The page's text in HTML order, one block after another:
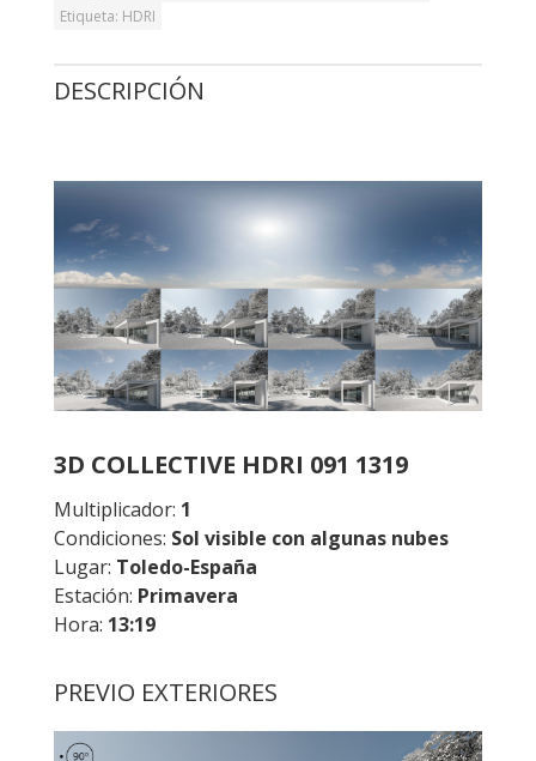
Etiqueta: HDRI
DESCRIPCIÓN
3D COLLECTIVE HDRI 091 1319
Multiplicador: 1
Condiciones: Sol visible con algunas nubes
Lugar: Toledo-España
Estación: Primavera
Hora: 13:19
PREVIO EXTERIORES